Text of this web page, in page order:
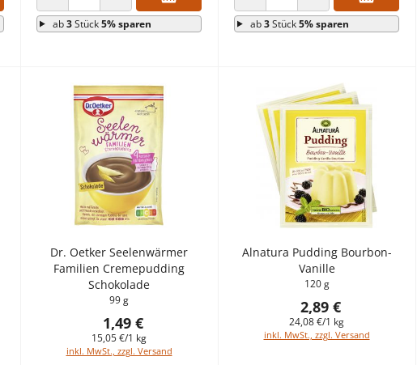
ANZAHL VERRINGERNANZAHL ERHÖHEN
ab3Stück5% sparen
ANZAHL VERRINGERNANZAHL ERHÖHEN
ab3Stück5% sparen
Dr. Oetker Seelenwärmer
Familien Cremepudding
Schokolade
99 g
1,49 €
15,05 €/1 kg
inkl. MwSt., zzgl. Versand
Alnatura Pudding Bourbon-
Vanille
120 g
2,89 €
24,08 €/1 kg
inkl. MwSt., zzgl. Versand